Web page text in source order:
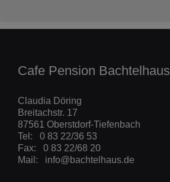
Cafe Pension Bachtelhaus
Claudia Döring
Breitachstr. 17
87561 Oberstdorf-Tiefenbach
Tel: 0 83 22/36 53
Fax: 0 83 22/68 20
Mail: info@bachtelhaus.de